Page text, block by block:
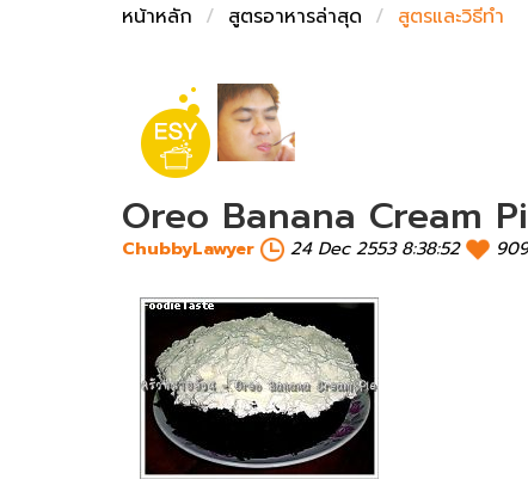
หน้าหลัก สูตรอาหารล่าสุด สูตรและวิธีทำ
Oreo Banana Cream
ChubbyLawyer 24 Dec 2553 8:38:52